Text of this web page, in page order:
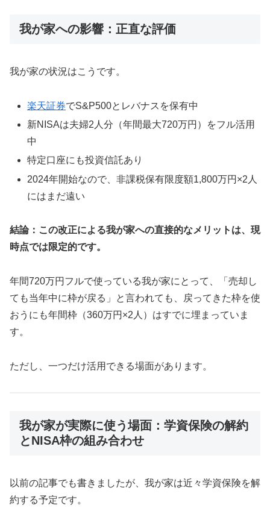
我が家への影響：正直な評価
我が家の状況はこうです。
楽天証券でS&P500とレバナスを保有中
新NISAは夫婦2人分（年間最大720万円）をフル活用
中
特定口座にも投資信託あり
2024年開始なので、非課税保有限度額1,800万円×2人
にはまだ遠い
結論：この改正による我が家への直接的なメリットは、現
時点では限定的です。
年間720万円フルで使っている我が家にとって、「売却し
ても当年中に枠が戻る」と言われても、戻ってきた枠を使
おうにも年間枠（360万円×2人）はすでに埋まっていま
す。
ただし、一つだけ活用できる場面があります。
我が家が実際に使う場面：学資保険の解約
とNISA枠の組み合わせ
以前の記事でも書きましたが、我が家は近々学資保険を解
約する予定です。